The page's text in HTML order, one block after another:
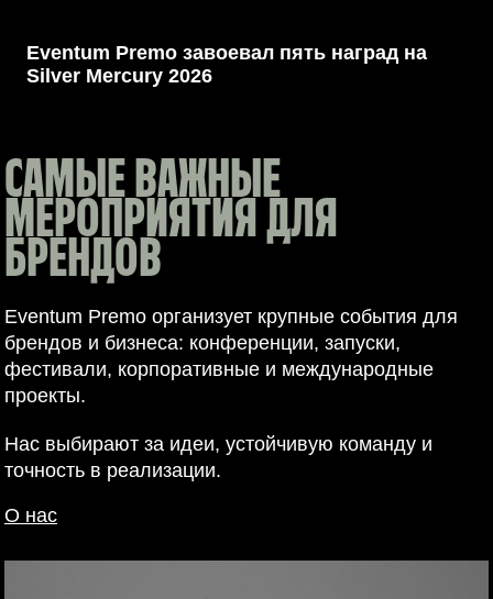
Eventum Premo завоевал пять наград на
Silver Mercury 2026
САМЫЕ ВАЖНЫЕ
МЕРОПРИЯТИЯ ДЛЯ
БРЕНДОВ
Eventum Premo организует крупные события для
брендов и бизнеса: конференции, запуски,
фестивали, корпоративные и международные
проекты.
Нас выбирают за идеи, устойчивую команду и
точность в реализации.
О нас